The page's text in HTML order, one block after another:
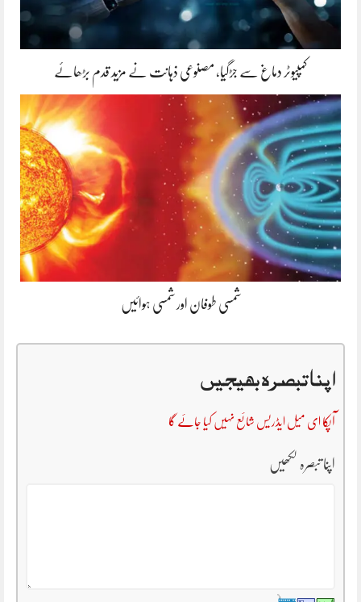
کمپیوٹر دماغ سے جڑگیا، مصنوعی ذہانت نے مزید قدم بڑھائے
شمسی طوفان اور شمسی ہوائیں
اپنا تبصرہ بھیجیں
آپکا ای میل ایڈریس شائع نہیں کیا جائے گا
اپنا تبصرہ لکھیں